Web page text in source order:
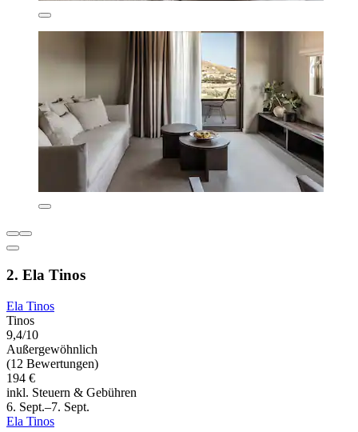
2. Ela Tinos
Ela Tinos
Tinos
9,4/10
Außergewöhnlich
(12 Bewertungen)
194 €
inkl. Steuern & Gebühren
6. Sept.–7. Sept.
Ela Tinos